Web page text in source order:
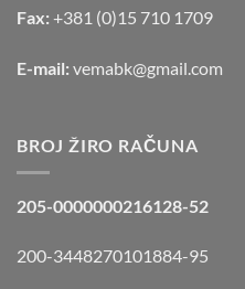
Fax: +381 (0)15 710 1709
E-mail: vemabk@gmail.com
BROJ ŽIRO RAČUNA
205-0000000216128-52
200-3448270101884-95